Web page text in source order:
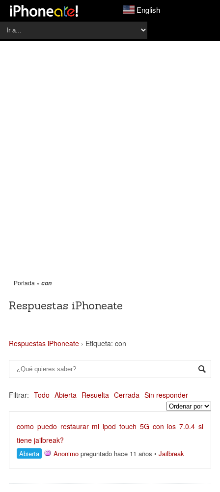
English
Portada » con
Respuestas iPhoneate
Respuestas iPhoneate › Etiqueta: con
Filtrar: Todo Abierta Resuelta Cerrada Sin responder
como puedo restaurar mi ipod touch 5G con ios 7.0.4 si
tiene jailbreak?
Abierta Anonimo preguntado hace 11 años • Jailbreak